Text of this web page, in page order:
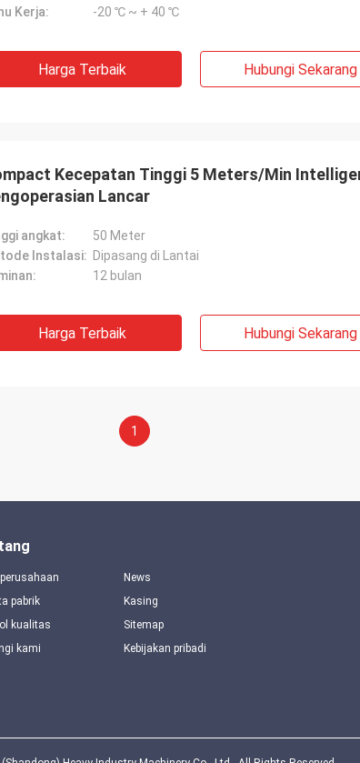
Kerja:
-20 ℃ ~ + 40 ℃
Harga Terbaik Hubungi Sekarang
Kecepatan Tinggi 5 Meters/Min
Lancar
angkat:
50 Meter
Instalasi: Dipasang di Lantai
12 bulan
Harga Terbaik Hubungi Sekarang
1
pabrik
kualitas
kami
News
Kasing
Sitemap
Kebijakan pribadi